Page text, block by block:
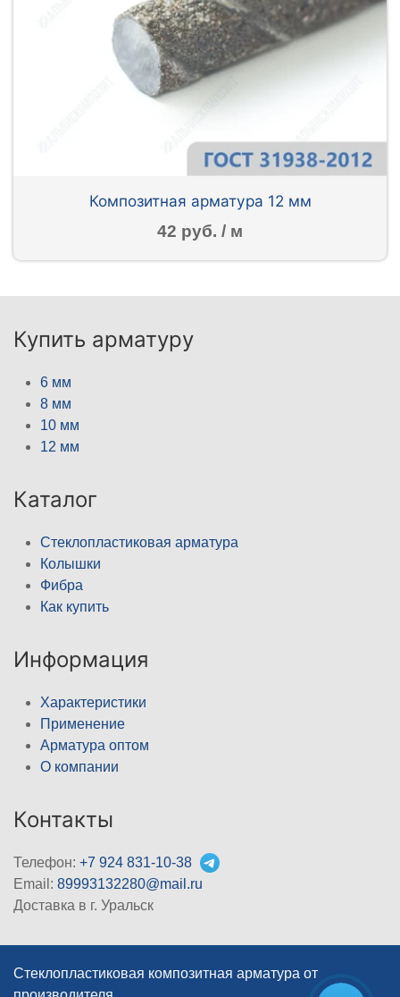
Композитная арматура 12 мм
42 руб. / м
Купить арматуру
6 мм
8 мм
10 мм
12 мм
Каталог
Стеклопластиковая арматура
Колышки
Фибра
Как купить
Информация
Характеристики
Применение
Арматура оптом
О компании
Контакты
Телефон: +7 924 831-10-38
Email: 89993132280@mail.ru
Доставка в г. Уральск
Стеклопластиковая композитная арматура от